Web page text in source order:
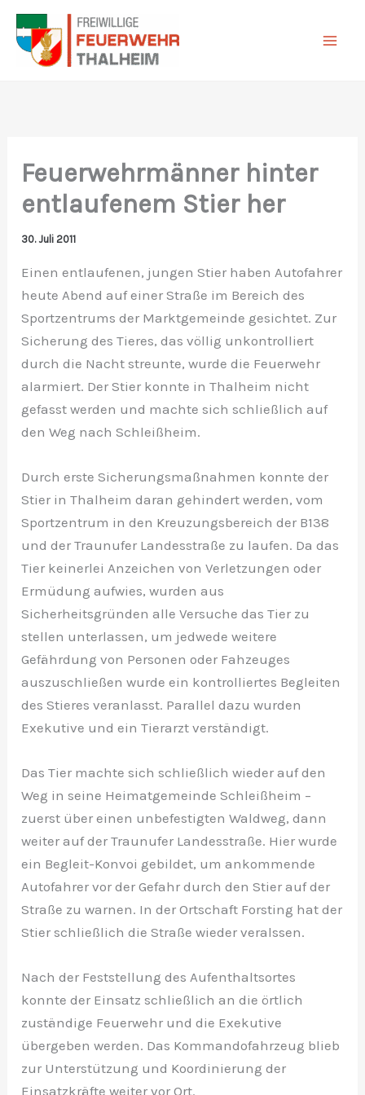
Zum
Inhalt
springen
Feuerwehrmänner hinter
entlaufenem Stier her
30. Juli 2011
Einen entlaufenen, jungen Stier haben Autofahrer
heute Abend auf einer Straße im Bereich des
Sportzentrums der Marktgemeinde gesichtet. Zur
Sicherung des Tieres, das völlig unkontrolliert
durch die Nacht streunte, wurde die Feuerwehr
alarmiert. Der Stier konnte in Thalheim nicht
gefasst werden und machte sich schließlich auf
den Weg nach Schleißheim.
Durch erste Sicherungsmaßnahmen konnte der
Stier in Thalheim daran gehindert werden, vom
Sportzentrum in den Kreuzungsbereich der B138
und der Traunufer Landesstraße zu laufen. Da das
Tier keinerlei Anzeichen von Verletzungen oder
Ermüdung aufwies, wurden aus
Sicherheitsgründen alle Versuche das Tier zu
stellen unterlassen, um jedwede weitere
Gefährdung von Personen oder Fahzeuges
auszuschließen wurde ein kontrolliertes Begleiten
des Stieres veranlasst. Parallel dazu wurden
Exekutive und ein Tierarzt verständigt.
Das Tier machte sich schließlich wieder auf den
Weg in seine Heimatgemeinde Schleißheim –
zuerst über einen unbefestigten Waldweg, dann
weiter auf der Traunufer Landesstraße. Hier wurde
ein Begleit-Konvoi gebildet, um ankommende
Autofahrer vor der Gefahr durch den Stier auf der
Straße zu warnen. In der Ortschaft Forsting hat der
Stier schließlich die Straße wieder veralssen.
Nach der Feststellung des Aufenthaltsortes
konnte der Einsatz schließlich an die örtlich
zuständige Feuerwehr und die Exekutive
übergeben werden. Das Kommandofahrzeug blieb
zur Unterstützung und Koordinierung der
Einsatzkräfte weiter vor Ort.